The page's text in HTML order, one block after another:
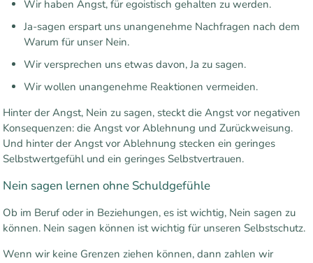
Wir haben Angst, für egoistisch gehalten zu werden.
Ja-sagen erspart uns unangenehme Nachfragen nach dem
Warum für unser Nein.
Wir versprechen uns etwas davon, Ja zu sagen.
Wir wollen unangenehme Reaktionen vermeiden.
Hinter der Angst, Nein zu sagen, steckt die Angst vor negativen
Konsequenzen: die Angst vor Ablehnung und Zurückweisung.
Und hinter der Angst vor Ablehnung stecken ein geringes
Selbstwertgefühl und ein geringes Selbstvertrauen.
Nein sagen lernen ohne Schuldgefühle
Ob im Beruf oder in Beziehungen, es ist wichtig, Nein sagen zu
können. Nein sagen können ist wichtig für unseren Selbstschutz.
Wenn wir keine Grenzen ziehen können, dann zahlen wir